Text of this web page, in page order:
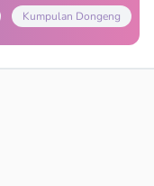
Kumpulan Dongeng